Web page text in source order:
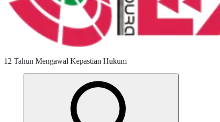
12 Tahun Mengawal Kepastian Hukum